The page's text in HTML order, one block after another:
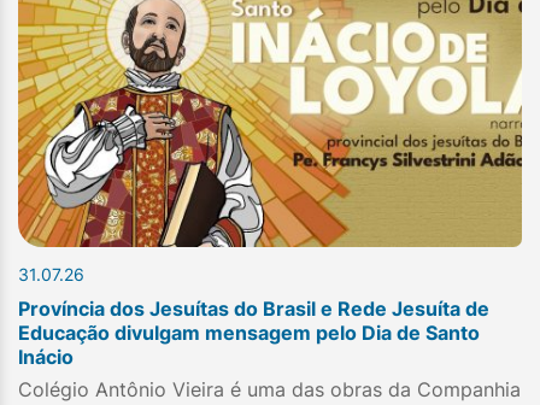
31.07.26
Província dos Jesuítas do Brasil e Rede Jesuíta de
Educação divulgam mensagem pelo Dia de Santo
Inácio
Colégio Antônio Vieira é uma das obras da Companhia